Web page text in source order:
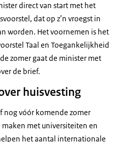
direct van start met het
dat op z’n vroegst in
worden. Het voornemen is het
Taal en Toegankelijkheid
zomer gaat de minister met
de brief.
huisvesting
nog vóór komende zomer
met universiteiten en
het aantal internationale